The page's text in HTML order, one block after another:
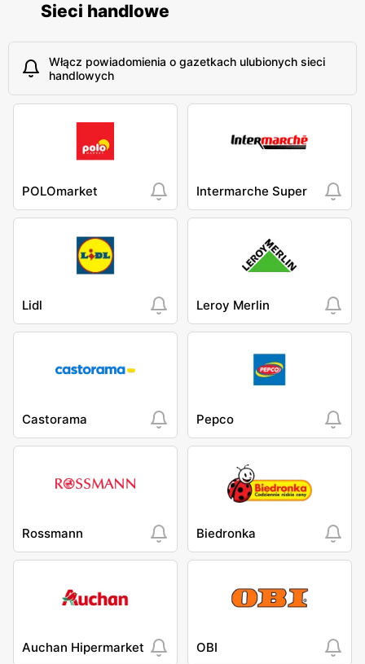
Sieci handlowe
Włącz powiadomienia o gazetkach ulubionych sieci
handlowych
POLOmarket Intermarche Super
Lidl Leroy Merlin
Castorama Pepco
Rossmann Biedronka
Auchan Hipermarket OBI